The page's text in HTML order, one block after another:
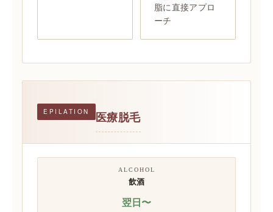
脂に直接アプロ
ーチ
EPILATION 医療脱毛
ALCOHOL
飲酒
翌日〜